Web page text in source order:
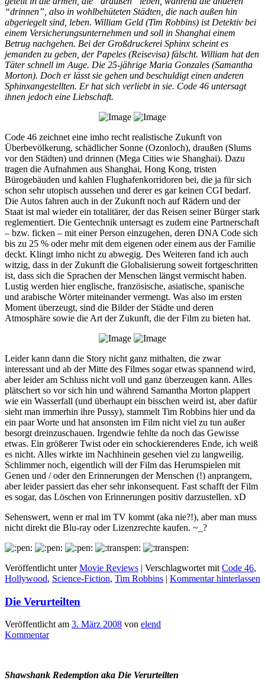
“drinnen”, also in wohlbehüteten Städten, die nach außen hin
abgeriegelt sind, leben. William Geld (Tim Robbins) ist Detektiv bei
einem Versicherungsunternehmen und soll in Shanghai einem
Betrug nachgehen. Bei der Großdruckerei Sphinx scheint es
jemanden zu geben, der Papeles (Reisevisa) fälscht. William hat den
Täter schnell im Auge. Die 25-jährige Maria Gonzales (Samantha
Morton). Doch er lässt sie gehen und beschuldigt einen anderen
Sphinxangestellten. Er hat sich verliebt in sie. Code 46 untersagt
ihnen jedoch eine Liebschaft.
Code 46 zeichnet eine imho recht realistische Zukunft von
Überbevölkerung, schädlicher Sonne (Ozonloch), draußen (Slums
vor den Städten) und drinnen (Mega Cities wie Shanghai). Dazu
tragen die Aufnahmen aus Shanghai, Hong Kong, tristen
Bürogebäuden und kahlen Flughafenkorridoren bei, die ja für sich
schon sehr utopisch aussehen und derer es gar keinen CGI bedarf.
Die Autos fahren auch in der Zukunft noch auf Rädern und der
Staat ist mal wieder ein totalitärer, der das Reisen seiner Bürger stark
reglementiert. Die Gentechnik untersagt es zudem eine Partnerschaft
– bzw. ficken – mit einer Person einzugehen, deren DNA Code sich
bis zu 25 % oder mehr mit dem eigenen oder einem aus der Familie
deckt. Klingt imho nicht zu abwegig. Des Weiteren fand ich auch
witzig, dass in der Zukunft die Globalisierung soweit fortgeschritten
ist, dass sich die Sprachen der Menschen längst vermischt haben.
Lustig werden hier englische, französische, asiatische, spanische
und arabische Wörter miteinander vermengt. Was also im ersten
Moment überzeugt, sind die Bilder der Städte und deren
Atmosphäre sowie die Art der Zukunft, die der Film zu bieten hat.
Leider kann dann die Story nicht ganz mithalten, die zwar
interessant und ab der Mitte des Filmes sogar etwas spannend wird,
aber leider am Schluss nicht voll und ganz überzeugen kann. Alles
plätschert so vor sich hin und während Samantha Morton plappert
wie ein Wasserfall (und überhaupt ein bisschen weird ist, aber dafür
sieht man immerhin ihre Pussy), stammelt Tim Robbins hier und da
ein paar Worte und hat ansonsten im Film nicht viel zu tun außer
besorgt dreinzuschauen. Irgendwie fehlte da noch das Gewisse
etwas. Ein größerer Twist oder ein schockierenderes Ende, ich weiß
es nicht. Alles wirkte im Nachhinein gesehen viel zu langweilig.
Schlimmer noch, eigentlich will der Film das Herumspielen mit
Genen und / oder den Erinnerungen der Menschen (!) anprangern,
aber leider passiert das eher sehr inkonsequent. Fast schafft der Film
es sogar, das Löschen von Erinnerungen positiv darzustellen. xD
Sehenswert, wenn er mal im TV kommt (aka nie?!), aber man muss
nicht direkt die Blu-ray oder Lizenzrechte kaufen. ~_?
Veröffentlicht unter Movie Reviews | Verschlagwortet mit Code 46,
Hollywood, Science-Fiction, Tim Robbins | Kommentar hinterlassen
Die Verurteilten
Veröffentlicht am 3. März 2008 von elend
Kommentar
Shawshank Redemption aka Die Verurteilten